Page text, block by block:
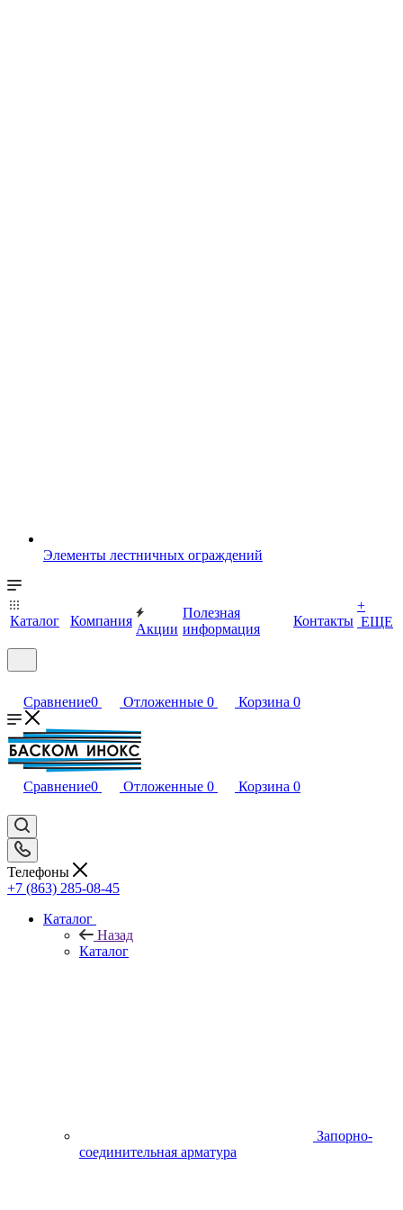
Элементы лестничных ограждений
Каталог Компания
Акции
Полезная
информация
Контакты
+
ЕЩЕ
Сравнение0 Отложенные 0 Корзина 0
Сравнение0 Отложенные 0 Корзина 0
Телефоны
+7 (863) 285-08-45
Каталог
Назад
Каталог
Запорно-
соединительная арматура